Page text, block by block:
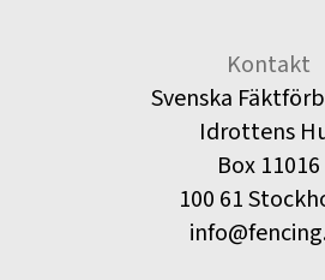
Kontakt
Svenska
Idrottens
Box 11016
100 61